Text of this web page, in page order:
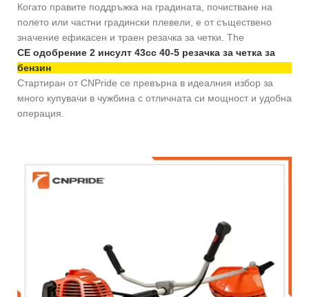
Когато правите поддръжка на градината, почистване на
полето или частни градински плевели, е от съществено
значение ефикасен и траен резачка за четки. The
CE одобрение 2 инсулт 43cc 40-5 резачка за четка за
бензин
Стартиран от CNPride се превърна в идеалния избор за
много купувачи в чужбина с отличната си мощност и удобна
операция.